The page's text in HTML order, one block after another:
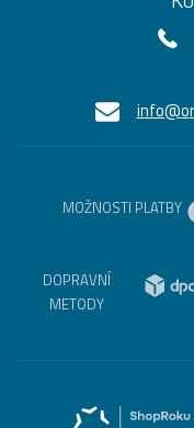
MOŽNOSTI PLATBY
DOPRAVNÍ
METODY